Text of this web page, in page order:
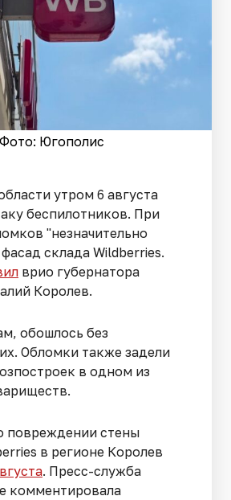
Фото: Югополис
утром 6 августа
беспилотников. При
"незначительно
склада Wildberries.
врио губернатора
Королев.
обошлось без
Обломки также задели
в одном из
повреждении стены
в регионе Королев
. Пресс-служба
комментировала